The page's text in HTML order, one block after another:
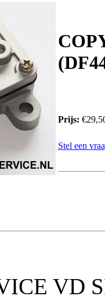
Prijs:
Stel een
VD